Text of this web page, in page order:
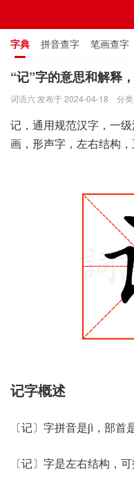
字典 拼音查字 笔画查字
通用规范汉字表 叠字大全
“记”字的意思和解释
词语六 发布于 2024-04-18 分类
记，通用规范汉字，一
画，形声字，左右结构，
记字概述
〔记〕字拼音是jì，部首
〔记〕字是左右结构，